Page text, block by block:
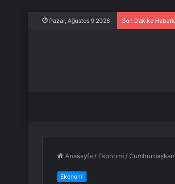
Pazar, Ağustos 9 2026 Son Dakika
Anasayfa / Ekonomi /
Ekonomi